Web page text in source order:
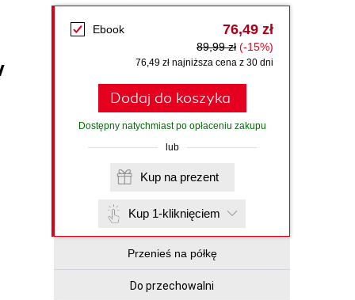
Ebook 76,49 zł
89,99 zł (-15%)
76,49 zł najniższa cena z 30 dni
Dodaj do koszyka
Dostępny natychmiast po opłaceniu zakupu
lub
Kup na prezent
Kup 1-kliknięciem
Przenieś na półkę
Do przechowalni